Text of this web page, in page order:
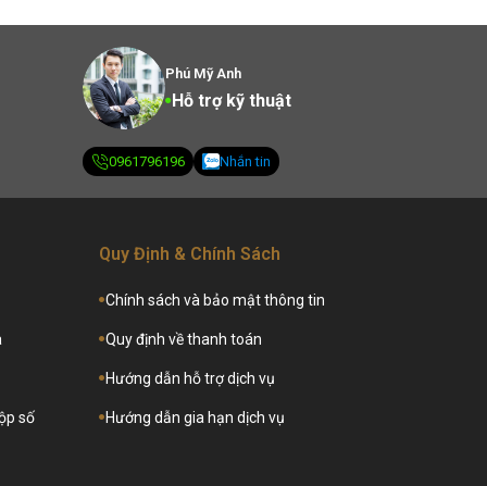
Phú Mỹ Anh
Hỗ trợ kỹ thuật
0961796196 Nhắn tin
số
Quy Định & Chính Sách
Chính sách và bảo mật thông tin
Quy định về thanh toán
Hướng dẫn hỗ trợ dịch vụ
Hướng dẫn gia hạn dịch vụ